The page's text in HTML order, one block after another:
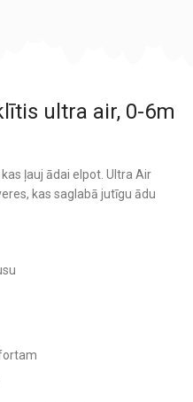
ultra air, 0-6m
ļauj ādai elpot. Ultra Air
kas saglabā jutīgu ādu